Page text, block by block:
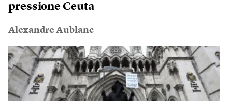
pressione Ceuta
Alexandre Aublanc